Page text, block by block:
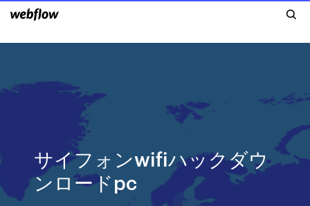
サイフォンwifiハックダウ
ンロードpc